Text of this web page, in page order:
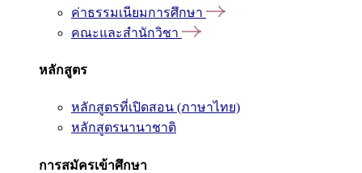
ค่าธรรมเนียมการศึกษา
คณะและสำนักวิชา
หลักสูตร
หลักสูตรที่เปิดสอน (ภาษาไทย)
หลักสูตรนานาชาติ
การสมัครเข้าศึกษา